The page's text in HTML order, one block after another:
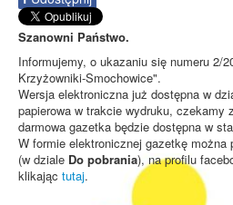
Szanowni Państwo.
Informujemy, o ukazaniu się numeru 2/
Krzyżowniki-Smochowice".
Wersja elektroniczna już dostępna w
papierowa w trakcie wydruku, czekamy
darmowa gazetka będzie dostępna w
W formie elektronicznej gazetkę można
(w dziale Do pobrania), na profilu
klikając tutaj.